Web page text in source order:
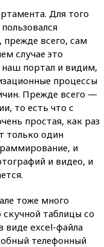
Для того
всего, сам
случае это
портал и видим,
процессы
Прежде всего —
то есть что с
простая, как раз
только один
и
и видео, и
тоже много
таблицы со
виде excel-файла
телефонный